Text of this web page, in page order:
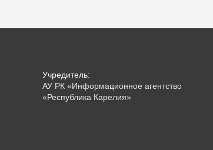
Учредитель:
АУ РК «Информационное агентство
«Республика Карелия»